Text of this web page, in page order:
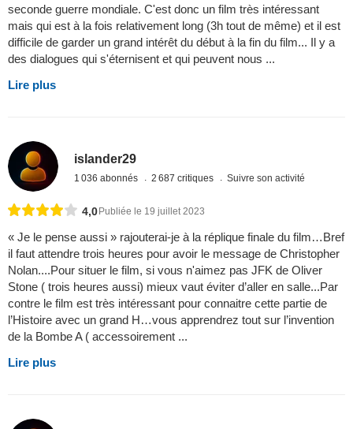
seconde guerre mondiale. C'est donc un film très intéressant
mais qui est à la fois relativement long (3h tout de même) et il est
difficile de garder un grand intérêt du début à la fin du film... Il y a
des dialogues qui s'éternisent et qui peuvent nous ...
Lire plus
islander29
1 036 abonnés 2 687 critiques Suivre son activité
4,0 Publiée le 19 juillet 2023
« Je le pense aussi » rajouterai-je à la réplique finale du film…Bref
il faut attendre trois heures pour avoir le message de Christopher
Nolan....Pour situer le film, si vous n'aimez pas JFK de Oliver
Stone ( trois heures aussi) mieux vaut éviter d’aller en salle...Par
contre le film est très intéressant pour connaitre cette partie de
l’Histoire avec un grand H…vous apprendrez tout sur l’invention
de la Bombe A ( accessoirement ...
Lire plus